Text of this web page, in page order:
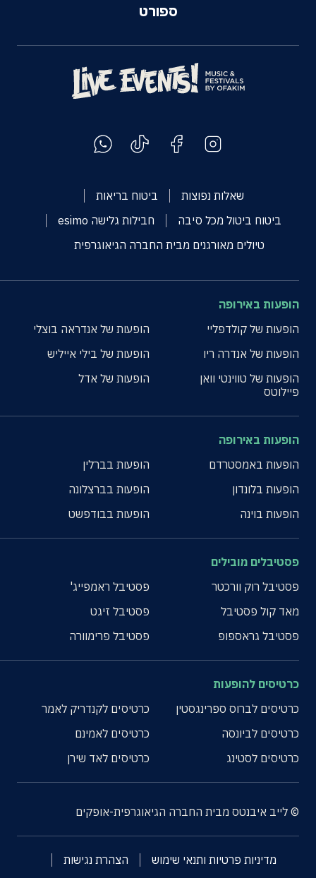
ספורט
שאלות נפוצות
ביטוח בריאות
ביטוח ביטול מכל סיבה
חבילות גלישה esimo
טיולים מאורגנים מבית החברה הגיאוגרפית
הופעות באירופה
הופעות של קולדפליי
הופעות של אנדראה בוצלי
הופעות של אנדרה ריו
הופעות של בילי אייליש
הופעות של טווינטי וואן
פיילוטס
הופעות של אדל
הופעות באירופה
הופעות באמסטרדם
הופעות בברלין
הופעות בלונדון
הופעות בברצלונה
הופעות בוינה
הופעות בבודפשט
פסטיבלים מובילים
פסטיבל רוק וורכטר
פסטיבל ראמפייג'
מאד קול פסטיבל
פסטיבל זיגט
פסטיבל גראספופ
פסטיבל פרימוורה
כרטיסים להופעות
כרטיסים לברוס ספרינגסטין
כרטיסים לקנדריק לאמר
כרטיסים לביונסה
כרטיסים לאמינם
כרטיסים לסטינג
כרטיסים לאד שירן
© לייב איבנטס מבית החברה הגיאוגרפית-אופקים
מדיניות פרטיות ותנאי שימוש
הצהרת נגישות